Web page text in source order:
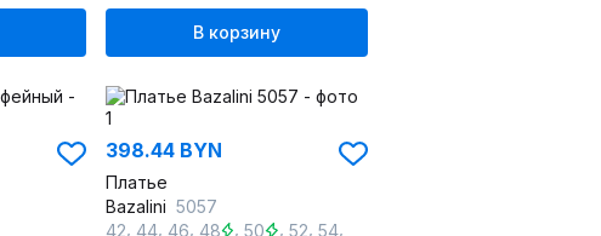
В корзину
398.44 BYN
Платье
Bazalini 5057
42 44 46 48 ,50 52 54